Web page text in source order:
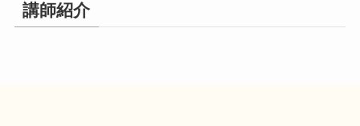
講師紹介